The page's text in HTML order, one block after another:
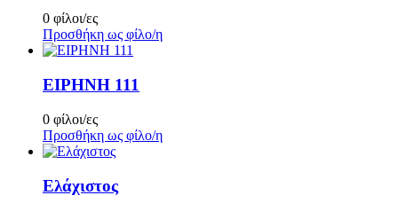
0 φίλοι/ες
Προσθήκη ως φίλο/η
ΕΙΡΗΝΗ 111
0 φίλοι/ες
Προσθήκη ως φίλο/η
Ελάχιστος